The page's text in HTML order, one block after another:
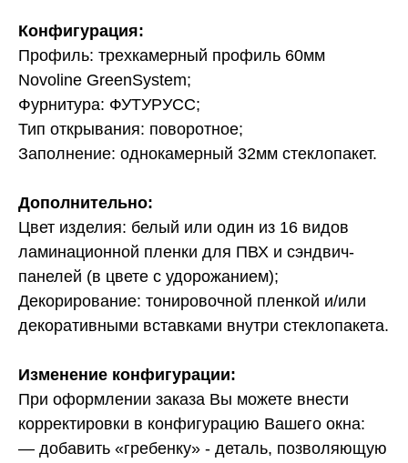
Конфигурация:
Профиль: трехкамерный профиль 60мм
Novoline GreenSystem;
Фурнитура: ФУТУРУСС;
Тип открывания: поворотное;
Заполнение: однокамерный 32мм стеклопакет.
Дополнительно:
Цвет изделия: белый или один из 16 видов
ламинационной пленки для ПВХ и сэндвич-
панелей (в цвете с удорожанием);
Декорирование: тонировочной пленкой и/или
декоративными вставками внутри стеклопакета.
Изменение конфигурации:
При оформлении заказа Вы можете внести
корректировки в конфигурацию Вашего окна:
— добавить «гребенку» - деталь, позволяющую